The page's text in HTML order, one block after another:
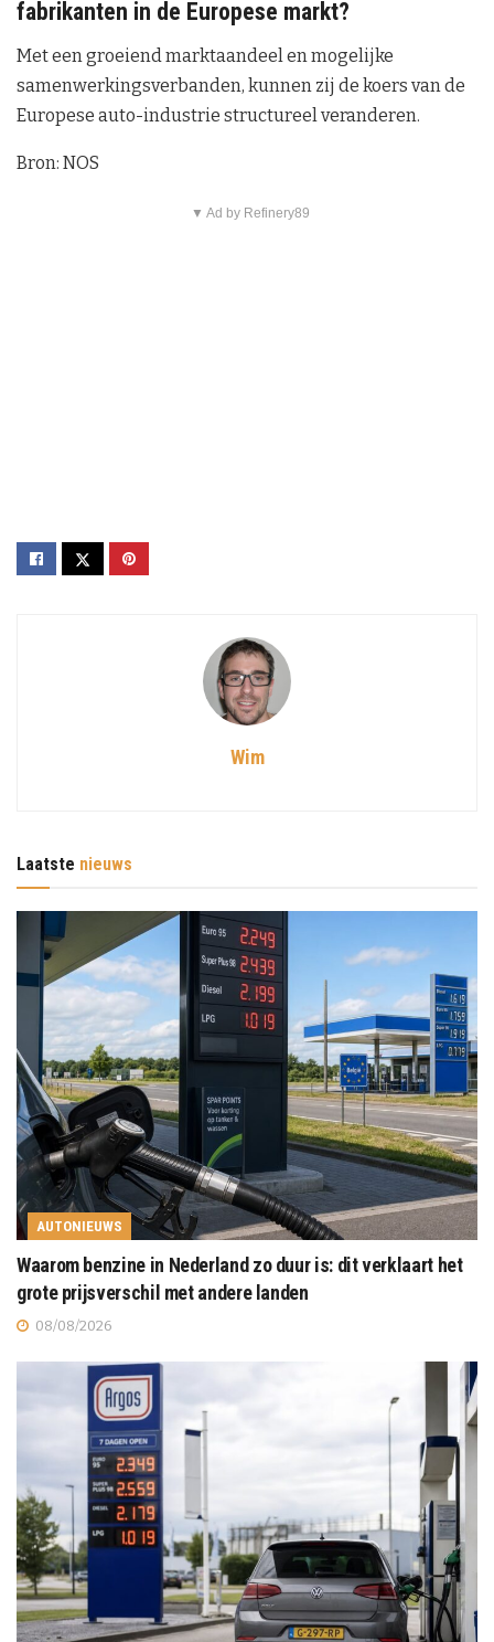
fabrikanten in de Europese markt?
Met een groeiend marktaandeel en mogelijke
samenwerkingsverbanden, kunnen zij de koers van de
Europese auto-industrie structureel veranderen.
Bron: NOS
▼ Ad by Refinery89
Wim
Laatste nieuws
AUTONIEUWS
Waarom benzine in Nederland zo duur is: dit verklaart het
grote prijsverschil met andere landen
08/08/2026